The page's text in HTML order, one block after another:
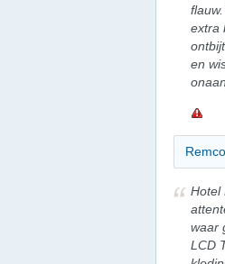
extra
en
Remco
Hotel
waar
LCD